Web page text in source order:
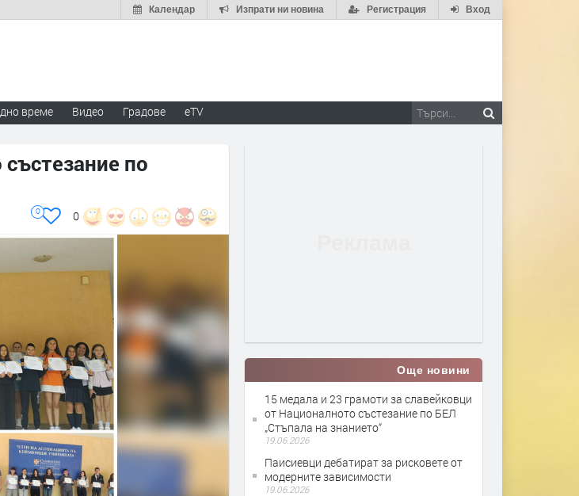
Вход
Регистрация
Изпрати ни новина
Календар
време Видео Градове eTV
по
0
0
Още новини
15 медала и 23 грамоти за славейковци
от Националното състезание по БЕЛ
„Стъпала на знанието“
19.06.2026
Паисиевци дебатират за рисковете от
модерните зависимости
19.06.2026